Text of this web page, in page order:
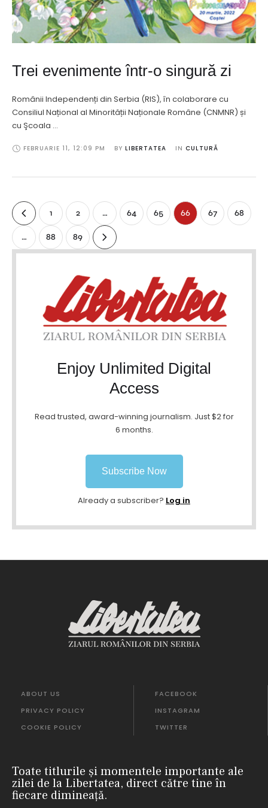
Trei evenimente într-o singură zi
Românii Independenți din Serbia (RIS), în colaborare cu
Consiliul Național al Minorității Naționale Române (CNMNR) și
cu Şcoala …
FEBRUARIE 11, 12:09 PM BY LIBERTATEA IN CULTURĂ
1 2 … 64 65 66 67 68
… 88 89
Enjoy Unlimited Digital
Access
Read trusted, award-winning journalism. Just $2 for
6 months.
Subscribe Now
Already a subscriber? Log in
ABOUT US
PRIVACY POLICY
COOKIE POLICY
FACEBOOK
INSTAGRAM
TWITTER
Toate titlurile și momentele importante ale
zilei de la Libertatea, direct către tine în
fiecare dimineață.